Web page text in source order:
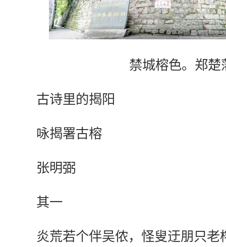
禁城榕色。郑楚
古诗里的揭阳
咏揭署古榕
张明弼
其一
炎荒若个伴吴侬，怪叟迂朋只老